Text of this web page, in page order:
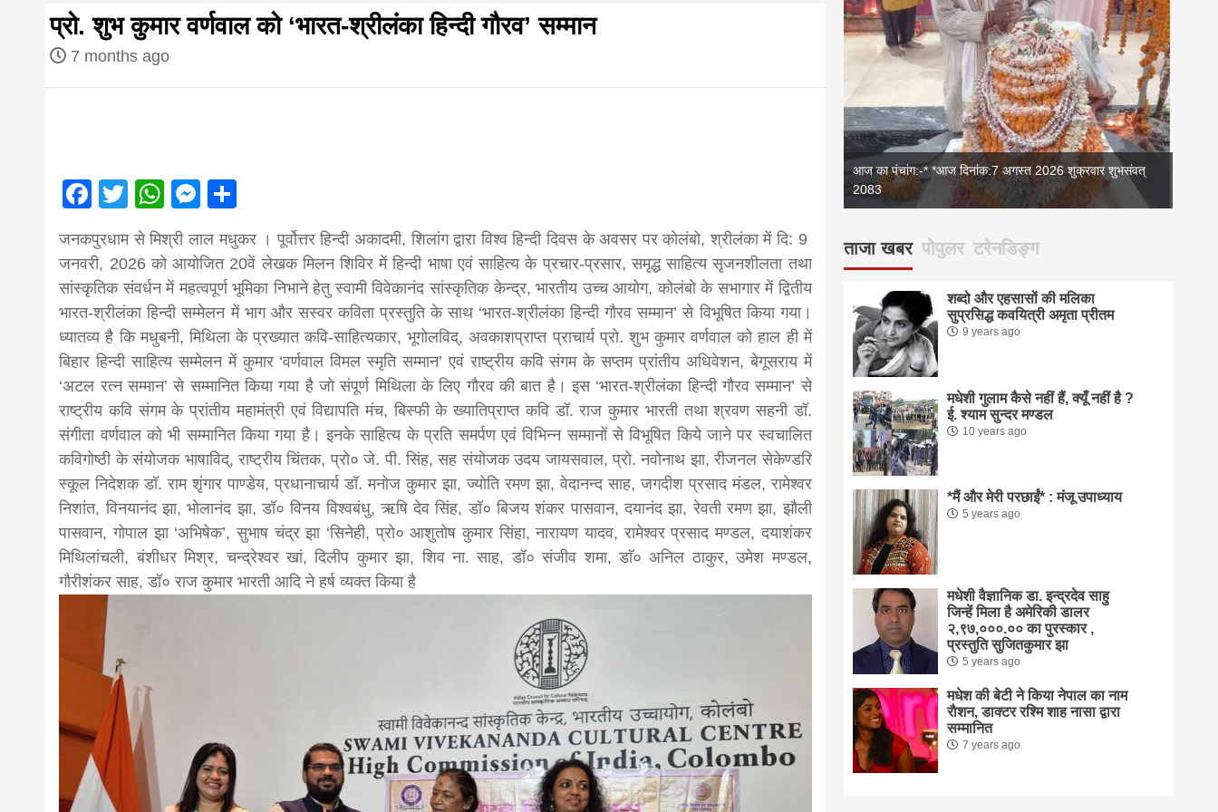
first hindi
magazine of
news in hindi
from
Nepal,madhesh
news,financial
news,loan,bank
news, madhesh
khabar
प्रो. शुभ कुमार वर्णवाल को ‘भारत-श्रीलंका हिन्दी गौरव’ सम्मान
7 months ago
Facebook
TwitterWhatsApp
Messenger
जनकपुरधाम से मिश्री लाल मधुकर । पूर्वोत्तर हिन्दी अकादमी, शिलांग द्वारा विश्व हिन्दी दिवस के अवसर पर कोलंबो, श्रीलंका में दि: 9
जनवरी, 2026 को आयोजित 20वें लेखक मिलन शिविर में हिन्दी भाषा एवं साहित्य के प्रचार-प्रसार, समृद्ध साहित्य सृजनशीलता तथा
सांस्कृतिक संवर्धन में महत्वपूर्ण भूमिका निभाने हेतु स्वामी विवेकानंद सांस्कृतिक केन्द्र, भारतीय उच्च आयोग, कोलंबो के सभागार में द्वितीय
भारत-श्रीलंका हिन्दी सम्मेलन में भाग और सस्वर कविता प्रस्तुति के साथ ‘भारत-श्रीलंका हिन्दी गौरव सम्मान’ से विभूषित किया गया।
ध्यातव्य है कि मधुबनी, मिथिला के प्रख्यात कवि-साहित्यकार, भूगोलविद्, अवकाशप्राप्त प्राचार्य प्रो. शुभ कुमार वर्णवाल को हाल ही में
बिहार हिन्दी साहित्य सम्मेलन में कुमार ‘वर्णवाल विमल स्मृति सम्मान’ एवं राष्ट्रीय कवि संगम के सप्तम प्रांतीय अधिवेशन, बेगूसराय में
‘अटल रत्न सम्मान’ से सम्मानित किया गया है जो संपूर्ण मिथिला के लिए गौरव की बात है। इस ‘भारत-श्रीलंका हिन्दी गौरव सम्मान’ से
राष्ट्रीय कवि संगम के प्रांतीय महामंत्री एवं विद्यापति मंच, बिस्फी के ख्यातिप्राप्त कवि डॉ. राज कुमार भारती तथा श्रवण सहनी डॉ.
संगीता वर्णवाल को भी सम्मानित किया गया है। इनके साहित्य के प्रति समर्पण एवं विभिन्न सम्मानों से विभूषित किये जाने पर स्वचालित
कविगोष्ठी के संयोजक भाषाविद्, राष्ट्रीय चिंतक, प्रो० जे. पी. सिंह, सह संयोजक उदय जायसवाल, प्रो. नवोनाथ झा, रीजनल सेकेण्डरि
स्कूल निदेशक डॉ. राम शृंगार पाण्डेय, प्रधानाचार्य डॉ. मनोज कुमार झा, ज्योति रमण झा, वेदानन्द साह, जगदीश प्रसाद मंडल, रामेश्वर
निशांत, विनयानंद झा, भोलानंद झा, डॉ० विनय विश्वबंधु, ऋषि देव सिंह, डॉ० बिजय शंकर पासवान, दयानंद झा, रेवती रमण झा, झौली
पासवान, गोपाल झा ‘अभिषेक’, सुभाष चंद्र झा ‘सिनेही, प्रो० आशुतोष कुमार सिंहा, नारायण यादव, रामेश्वर प्रसाद मण्डल, दयाशंकर
मिथिलांचली, बंशीधर मिश्र, चन्द्रेश्वर खां, दिलीप कुमार झा, शिव ना. साह, डॉ० संजीव शमा, डाॅ० अनिल ठाकुर, उमेश मण्डल,
गौरीशंकर साह, डॉ० राज कुमार भारती आदि ने हर्ष व्यक्त किया है
2026 बुधवार शुभसंवत् 2083 आज का पंचांग: आज दिनांक 9 अगस्त 2026 रविवार शुभसंवत् 2083
आज का पंचांग:-* *आज दिनांक:7 अगस्त 2026 शुक्रवार शुभसंवत्
2083
ताजा खबर पोपुलर टरेनडिङ्ग
शब्दो और एहसासों की मलिका
सुप्रसिद्ध कवयित्री अमृता प्रीतम
9 years ago
मधेशी गुलाम कैसे नहीं हैं, क्यूँ नहीं है ?
ई. श्याम सुन्दर मण्डल
10 years ago
*मैं और मेरी परछाईं* : मंजू उपाध्याय
5 years ago
मधेशी वैज्ञानिक डा. इन्द्रदेव साहु
जिन्हें मिला है अमेरिकी डालर
२,९७,०००.०० का पुरस्कार ,
प्रस्तुति सुजितकुमार झा
5 years ago
मधेश की बेटी ने किया नेपाल का नाम
राैशन, डाक्टर रश्मि शाह नासा द्वारा
सम्मानित
7 years ago